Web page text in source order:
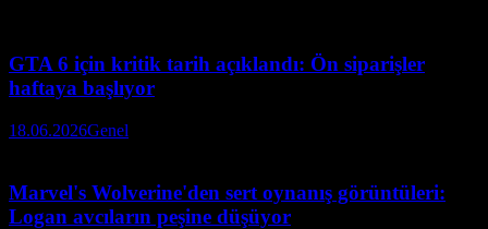
GTA 6 için kritik tarih açıklandı: Ön siparişler
haftaya başlıyor
18.06.2026Genel
Marvel's Wolverine'den sert oynanış görüntüleri:
Logan avcıların peşine düşüyor